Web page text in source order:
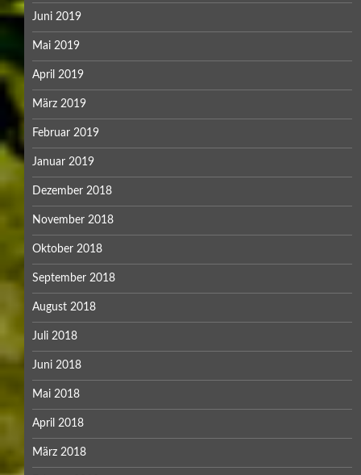
Juni 2019
Mai 2019
April 2019
März 2019
Februar 2019
Januar 2019
Dezember 2018
November 2018
Oktober 2018
September 2018
August 2018
Juli 2018
Juni 2018
Mai 2018
April 2018
März 2018